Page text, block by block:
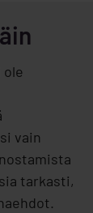
vain
tarkasti,